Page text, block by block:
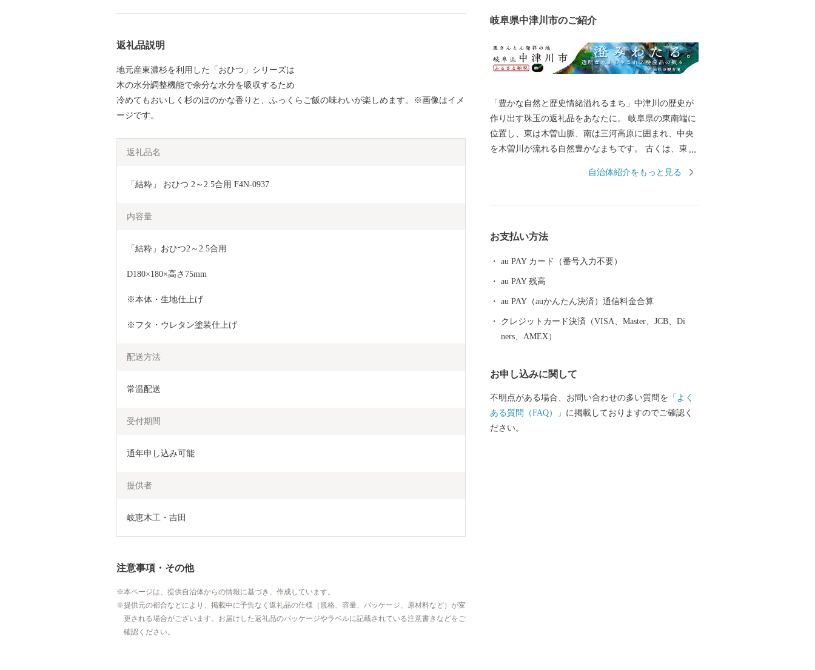
返礼品説明
地元産東濃杉を利用した「おひつ」シリーズは
木の水分調整機能で余分な水分を吸収するため
冷めてもおいしく杉のほのかな香りと、ふっくらご飯の味わいが楽しめます。※画像はイメ
ージです。
返礼品名
「結粋」 おひつ 2～2.5合用 F4N-0937
内容量
「結粋」おひつ2～2.5合用
D180×180×高さ75mm
※本体・生地仕上げ
※フタ・ウレタン塗装仕上げ
配送方法
常温配送
受付期間
通年申し込み可能
提供者
岐恵木工・吉田
注意事項・その他
本ページは、提供自治体からの情報に基づき、作成しています。
提供元の都合などにより、掲載中に予告なく返礼品の仕様（規格、容量、パッケージ、原材料など）が変
更される場合がございます。お届けした返礼品のパッケージやラベルに記載されている注意書きなどをご
確認ください。
岐阜県中津川市のご紹介
「豊かな自然と歴史情緒溢れるまち」中津川の歴史が
作り出す珠玉の返礼品をあなたに。 岐阜県の東南端に
位置し、東は木曽山脈、南は三河高原に囲まれ、中央
を木曽川が流れる自然豊かなまちです。 古くは、東山
近年では中核工業団地の完成により、商工業都市とし
どを産出する農業地域でもあり、地場産業の盛んな都
は、今も昔も交通の要衝として、人、モノ、情報の行
き交うまちとして、これからも歴史を歩み続けていき
ますので、 応援をよろしくお願いいたします！ ■中津
も有名な木工製品 ・栽培に適した気候で栽培するシク
自治体紹介をもっと見る
お支払い方法
au PAY カード（番号入力不要）
au PAY 残高
au PAY（auかんたん決済）通信料金合算
クレジットカード決済（VISA、Master、JCB、Di
ners、AMEX）
お申し込みに関して
不明点がある場合、お問い合わせの多い質問を 「よく
ある質問（FAQ）」 に掲載しておりますのでご確認く
ださい。